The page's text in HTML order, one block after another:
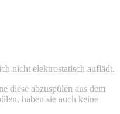
nicht elektrostatisch auflädt.
diese abzuspülen aus dem
haben sie auch keine